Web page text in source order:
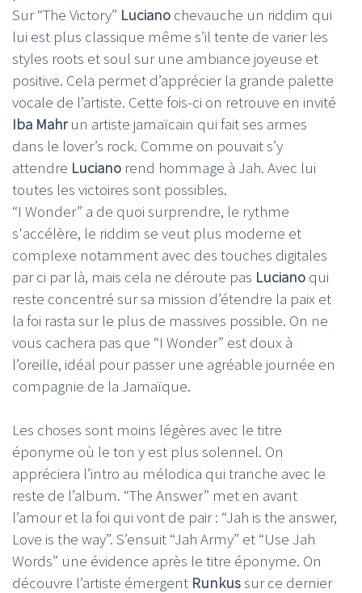
Sur “The Victory” Luciano chevauche un riddim qui
lui est plus classique même s’il tente de varier les
styles roots et soul sur une ambiance joyeuse et
positive. Cela permet d’apprécier la grande palette
vocale de l’artiste. Cette fois-ci on retrouve en invité
Iba Mahrun artiste jamaïcain qui fait ses armes
dans le lover’s rock. Comme on pouvait s’y
attendre Luciano rend hommage à Jah. Avec lui
toutes les victoires sont possibles.
“I Wonder” a de quoi surprendre, le rythme
s'accélère, le riddim se veut plus moderne et
complexe notamment avec des touches digitales
par ci par là, mais cela ne déroute pas Luciano qui
reste concentré sur sa mission d’étendre la paix et
la foi rasta sur le plus de massives possible. On ne
vous cachera pas que “I Wonder” est doux à
l’oreille, idéal pour passer une agréable journée en
compagnie de la Jamaïque.
Les choses sont moins légères avec le titre
éponyme où le ton y est plus solennel. On
appréciera l’intro au mélodica qui tranche avec le
reste de l’album. “The Answer” met en avant
l’amour et la foi qui vont de pair : “Jah is the answer,
Love is the way”. S’ensuit “Jah Army” et “Use Jah
Words” une évidence après le titre éponyme. On
découvre l’artiste émergent Runkussur ce dernier